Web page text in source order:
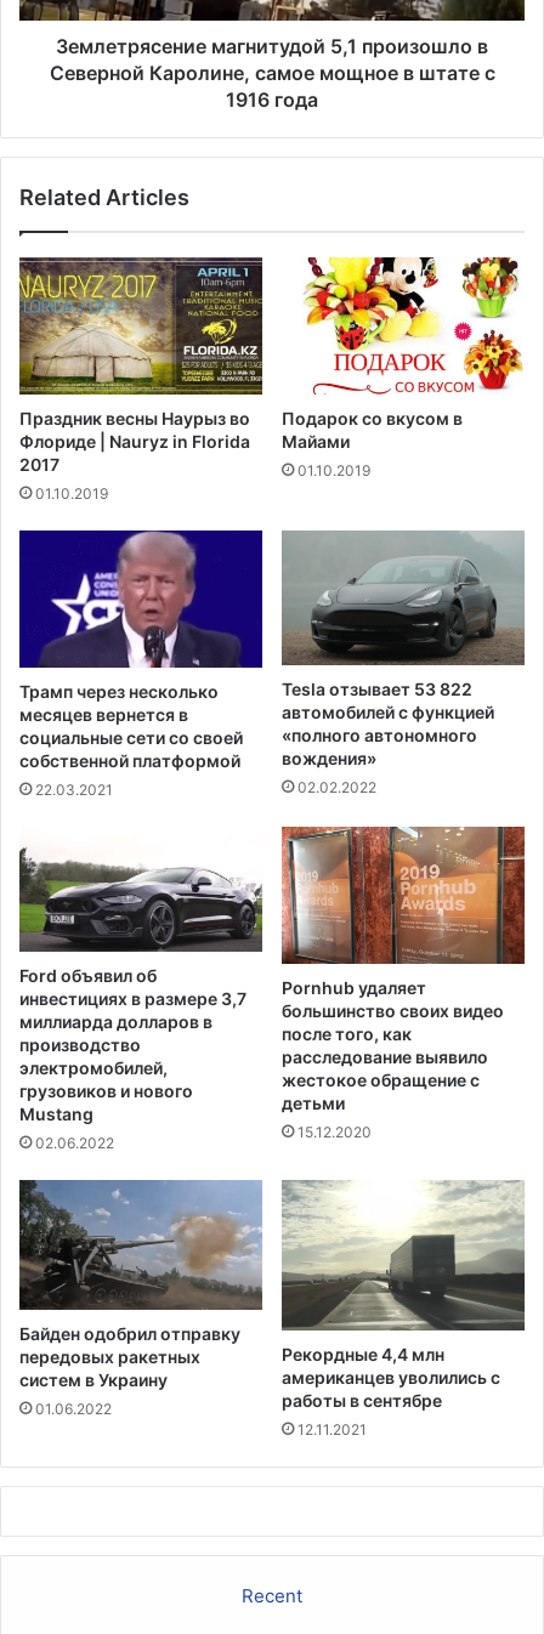
п
к
в
л
о
а
р
е
с
т
о
в
а
л
в
е
1
3
о
ф
и
ц
е
р
о
в
п
о
у
ч
и
л
и
р
а
н
е
н
я
с
г
т
у
д
о
й
5
,
1
п
р
о
о
в
С
е
в
н
о
й
К
р
л
и
н
е
,
а
м
о
е
м
щ
н
е
ш
Землетрясение магнитудой 5,1 произошло в
Северной Каролине, самое мощное в штате с
1916 года
Related Articles
Праздник весны Наурыз во
Флориде | Nauryz in Florida
2017
01.10.2019
Подарок со вкусом в
Майами
01.10.2019
Трамп через несколько
месяцев вернется в
социальные сети со своей
собственной платформой
22.03.2021
Tesla отзывает 53 822
автомобилей с функцией
«полного автономного
вождения»
02.02.2022
Ford объявил об
инвестициях в размере 3,7
миллиарда долларов в
производство
электромобилей,
грузовиков и нового
Mustang
02.06.2022
Pornhub удаляет
большинство своих видео
после того, как
расследование выявило
жестокое обращение с
детьми
15.12.2020
Байден одобрил отправку
передовых ракетных
систем в Украину
01.06.2022
Рекордные 4,4 млн
американцев уволились с
работы в сентябре
12.11.2021
Recent